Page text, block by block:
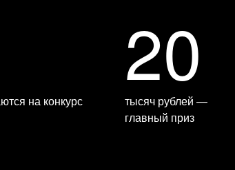
на конкурс
20
тысяч рублей —
главный приз